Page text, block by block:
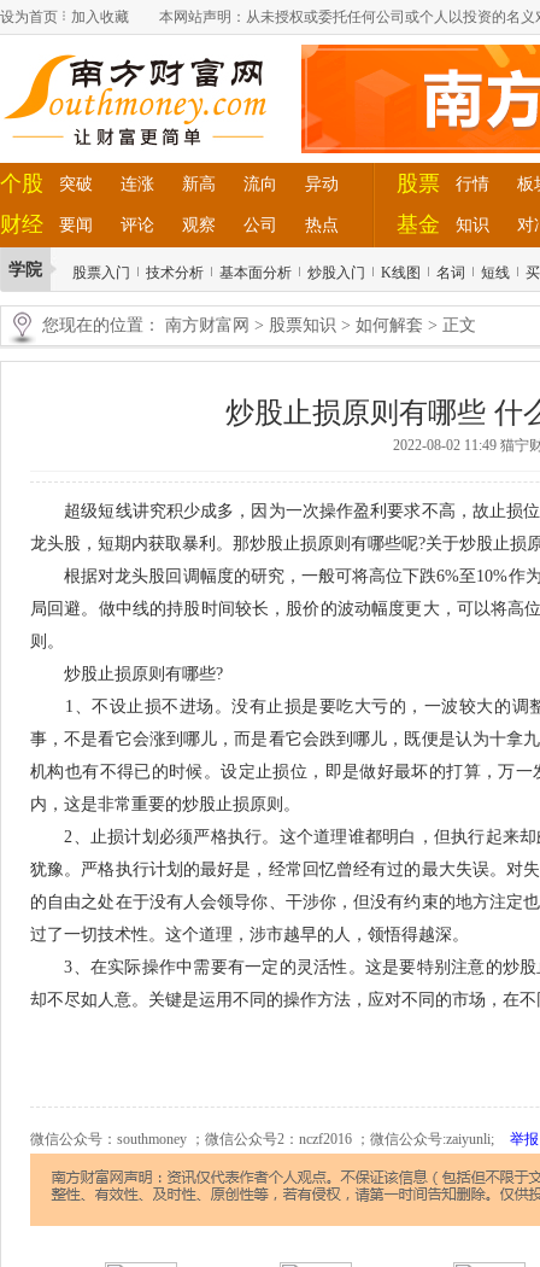
设为首页 加入收藏 本网站声明：从未授权或委托任何公司或个人以投资的名
个股 突破 连涨 新高 流向 异动
财经 要闻 评论 观察 公司 热点
股票 行情 板
基金 知识 对
学院 股票入门 技术分析 基本面分析 炒股入门 K线图 名词 短线
您现在的位置： 南方财富网 > 股票知识 > 如何解套 > 正文
炒股止损原则有哪些 什
2022-08-02 11:49 猫宁
超级短线讲究积少成多，因为一次操作盈利要求不高，故止损
龙头股，短期内获取暴利。那炒股止损原则有哪些呢?关于炒股止损
根据对龙头股回调幅度的研究，一般可将高位下跌6%至10%作
局回避。做中线的持股时间较长，股价的波动幅度更大，可以将高
则。
炒股止损原则有哪些?
1、不设止损不进场。没有止损是要吃大亏的，一波较大的调
事，不是看它会涨到哪儿，而是看它会跌到哪儿，既便是认为十拿
机构也有不得已的时候。设定止损位，即是做好最坏的打算，万
内，这是非常重要的炒股止损原则。
2、止损计划必须严格执行。这个道理谁都明白，但执行起来却
犹豫。严格执行计划的最好是，经常回忆曾经有过的最大失误。对
的自由之处在于没有人会领导你、干涉你，但没有约束的地方注定
过了一切技术性。这个道理，涉市越早的人，领悟得越深。
3、在实际操作中需要有一定的灵活性。这是要特别注意的炒股
却不尽如人意。关键是运用不同的操作方法，应对不同的市场，在
微信公众号：southmoney ；微信公众号2：nczf2016 ；微信公众号:zaiyunli; 举报